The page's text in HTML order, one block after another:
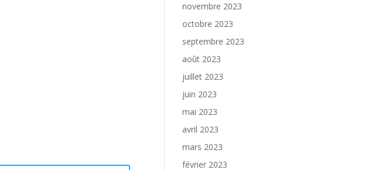
novembre 2023
octobre 2023
septembre 2023
août 2023
juillet 2023
juin 2023
mai 2023
avril 2023
mars 2023
février 2023